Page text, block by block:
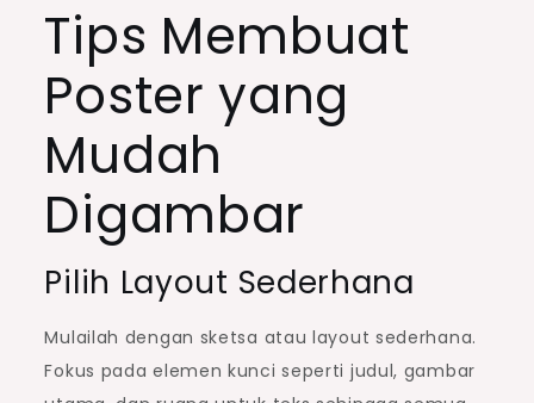
Tips Membuat
Poster yang
Mudah
Digambar
Pilih Layout Sederhana
Mulailah dengan sketsa atau layout sederhana.
Fokus pada elemen kunci seperti judul, gambar